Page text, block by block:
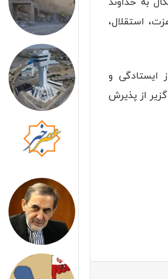
استقلال،
ایستادگی و
از پذیرش